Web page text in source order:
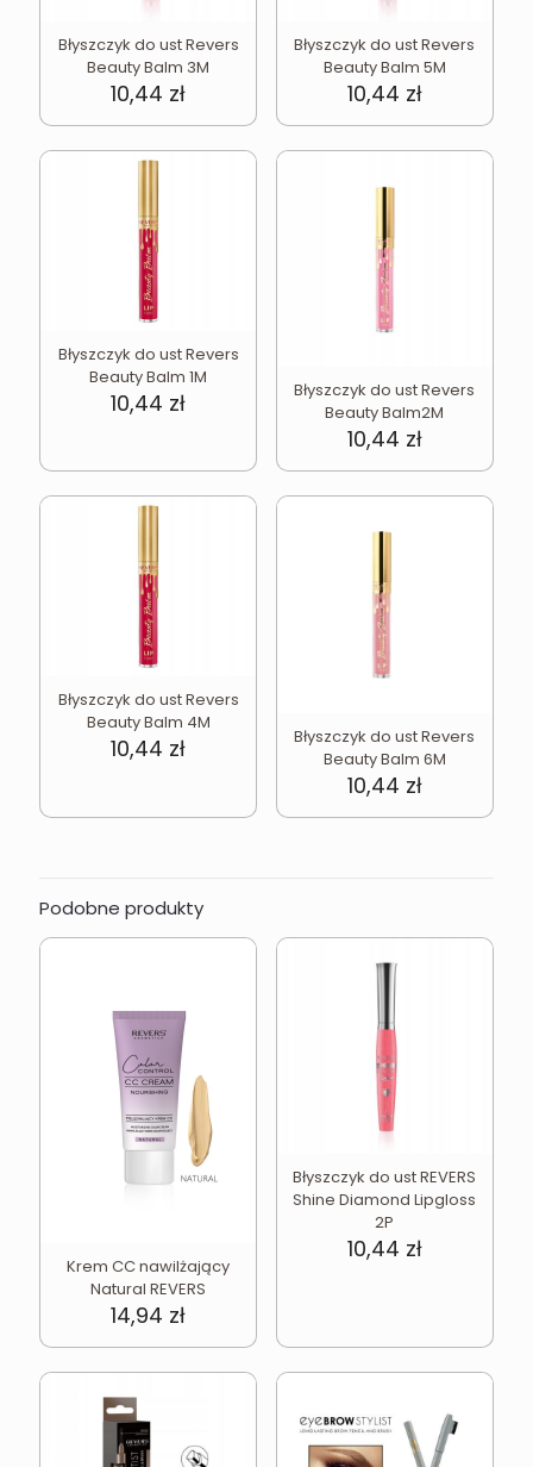
Błyszczyk do ust Revers
Beauty Balm 3M
10,44 zł
Błyszczyk do ust Revers
Beauty Balm 5M
10,44 zł
Błyszczyk do ust Revers
Beauty Balm 1M
10,44 zł
Błyszczyk do ust Revers
Beauty Balm2M
10,44 zł
Błyszczyk do ust Revers
Beauty Balm 4M
10,44 zł
Błyszczyk do ust Revers
Beauty Balm 6M
10,44 zł
Podobne produkty
Krem CC nawilżający
Natural REVERS
14,94 zł
Błyszczyk do ust REVERS
Shine Diamond Lipgloss
2P
10,44 zł